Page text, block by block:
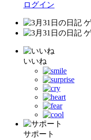
ログイン
いいね
サポート